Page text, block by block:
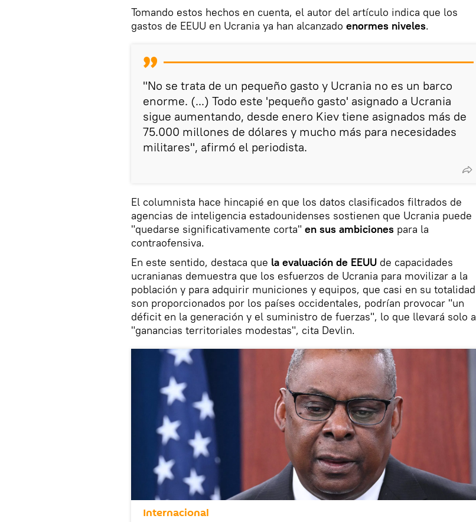
Tomando estos hechos en cuenta, el autor del artículo indica que los
gastos de EEUU en Ucrania ya han alcanzado enormes niveles.
"No se trata de un pequeño gasto y Ucrania no es un barco
enorme. (...) Todo este 'pequeño gasto' asignado a Ucrania
sigue aumentando, desde enero Kiev tiene asignados más de
75.000 millones de dólares y mucho más para necesidades
militares", afirmó el periodista.
El columnista hace hincapié en que los datos clasificados filtrados de
agencias de inteligencia estadounidenses sostienen que Ucrania puede
"quedarse significativamente corta" en sus ambiciones para la
contraofensiva.
En este sentido, destaca que la evaluación de EEUU de capacidades
ucranianas demuestra que los esfuerzos de Ucrania para movilizar a la
población y para adquirir municiones y equipos, que casi en su totalidad
son proporcionados por los países occidentales, podrían provocar "un
déficit en la generación y el suministro de fuerzas", lo que llevará solo a
"ganancias territoriales modestas", cita Devlin.
Internacional